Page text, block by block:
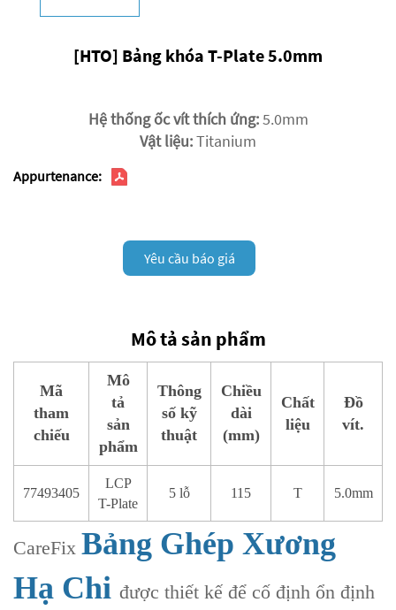
[HTO] Bảng khóa T-Plate 5.0mm
Hệ thống ốc vít thích ứng:5.0mm
Vật liệu:Titanium
Appurtenance:
Yêu cầu báo giá
Mô tả sản phẩm
Mã
tham
chiếu
Mô
tả
sản
phẩm
Thông
số kỹ
thuật
Chiều
dài
(mm)
Chất
liệu
Đồ
vít.
77493405
LCP
T-Plate
5 lỗ 115 T 5.0mm
CareFix Bảng Ghép Xương
Hạ Chi được thiết kế để cố định ổn định